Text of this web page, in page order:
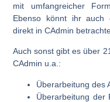
mit umfangreicher
Ebenso könnt ihr auch
direkt in CAdmin
Auch sonst gibt es über
CAdmin u.a.:
Überarbeitung des
Überarbeitung der